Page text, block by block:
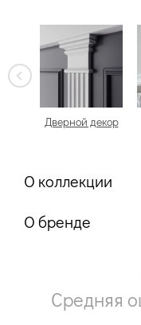
Дверной декор
О коллекции
О бренде
Средняя